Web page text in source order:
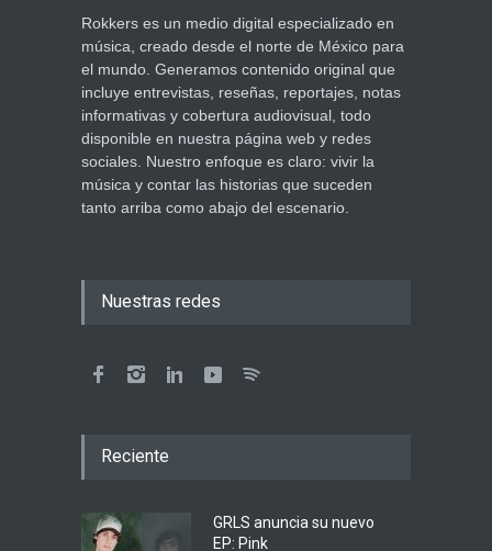
Rokkers es un medio digital especializado en
música, creado desde el norte de México para
el mundo. Generamos contenido original que
incluye entrevistas, reseñas, reportajes, notas
informativas y cobertura audiovisual, todo
disponible en nuestra página web y redes
sociales. Nuestro enfoque es claro: vivir la
música y contar las historias que suceden
tanto arriba como abajo del escenario.
Nuestras redes
Reciente
GRLS anuncia su nuevo
EP: Pink